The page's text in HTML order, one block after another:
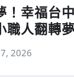
！幸福台
職人翻轉
2026